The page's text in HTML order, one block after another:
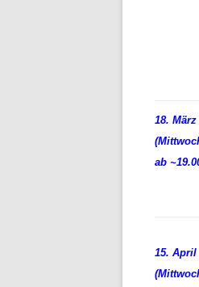
18. März
ab
15. April